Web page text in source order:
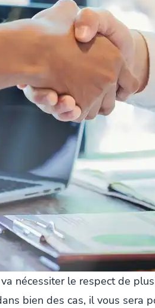
nécessiter le respect de
bien des cas, il vous sera